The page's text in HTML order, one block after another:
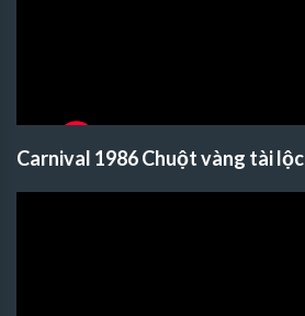
Carnival 1986 Chuột vàng tài lộc